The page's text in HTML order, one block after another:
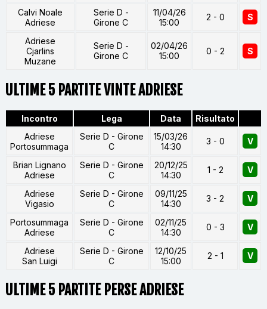
Calvi Noale
Adriese
Serie D -
Girone C
11/04/26
15:00
2 - 0 S
Adriese
Cjarlins
Muzane
Serie D -
Girone C
02/04/26
15:00
0 - 2 S
ULTIME 5 PARTITE VINTE ADRIESE
Incontro Lega Data
Risultato
Adriese
Portosummaga
Serie D - Girone
C
15/03/26
14:30
3 - 0 V
Brian Lignano
Adriese
Serie D - Girone
C
20/12/25
14:30
1 - 2 V
Adriese
Vigasio
Serie D - Girone
C
09/11/25
14:30
3 - 2 V
Portosummaga
Adriese
Serie D - Girone
C
02/11/25
14:30
0 - 3 V
Adriese
San Luigi
Serie D - Girone
C
12/10/25
15:00
2 - 1 V
ULTIME 5 PARTITE PERSE ADRIESE